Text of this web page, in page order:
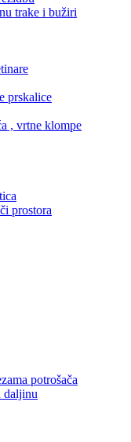
trake i bužiri
prskalice
, vrtne klompe
prostora
potrošača
daljinu